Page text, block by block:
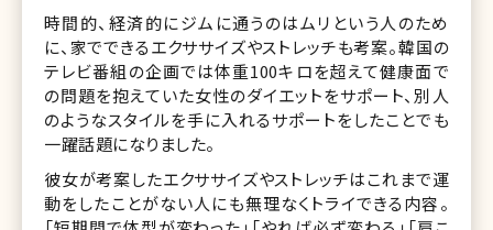
時間的、経済的にジムに通うのはムリという人のため
に、家でできるエクササイズやストレッチも考案。韓国の
テレビ番組の企画では体重100キロを超えて健康面で
の問題を抱えていた女性のダイエットをサポート、別人
のようなスタイルを手に入れるサポートをしたことでも
一躍話題になりました。
彼女が考案したエクササイズやストレッチはこれまで運
動をしたことがない人にも無理なくトライできる内容。